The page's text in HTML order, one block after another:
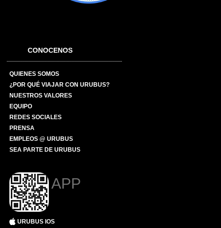
CONOCENOS
QUIENES SOMOS
¿POR QUÉ VIAJAR CON URUBUS?
NUESTROS VALORES
EQUIPO
REDES SOCIALES
PRENSA
EMPLEOS @ URUBUS
SEA PARTE DE URUBUS
APP
URUBUS IOS